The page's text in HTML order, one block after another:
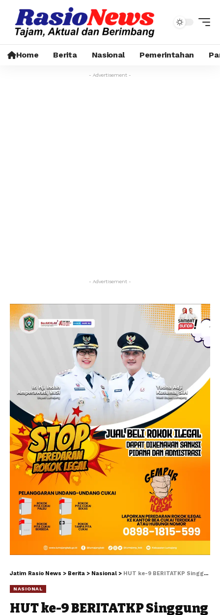
Home Berita Nasional Pemerintahan
- Advertisement -
- Advertisement -
Jatim Rasio News > Berita > Nasional > HUT ke-9 BERITATKP Singgung Revisi UU Pers
NASIONAL
HUT ke-9 BERITATKP Singgung